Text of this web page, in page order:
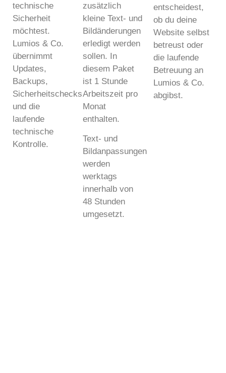
technische
Sicherheit
möchtest.
Lumios & Co.
übernimmt
Updates,
Backups,
Sicherheitschecks
und die
laufende
technische
Kontrolle.
zusätzlich
kleine Text- und
Bildänderungen
erledigt werden
sollen. In
diesem Paket
ist 1 Stunde
Arbeitszeit pro
Monat
enthalten.
Text- und
Bildanpassungen
werden
werktags
innerhalb von
48 Stunden
umgesetzt.
entscheidest,
ob du deine
Website selbst
betreust oder
die laufende
Betreuung an
Lumios & Co.
abgibst.